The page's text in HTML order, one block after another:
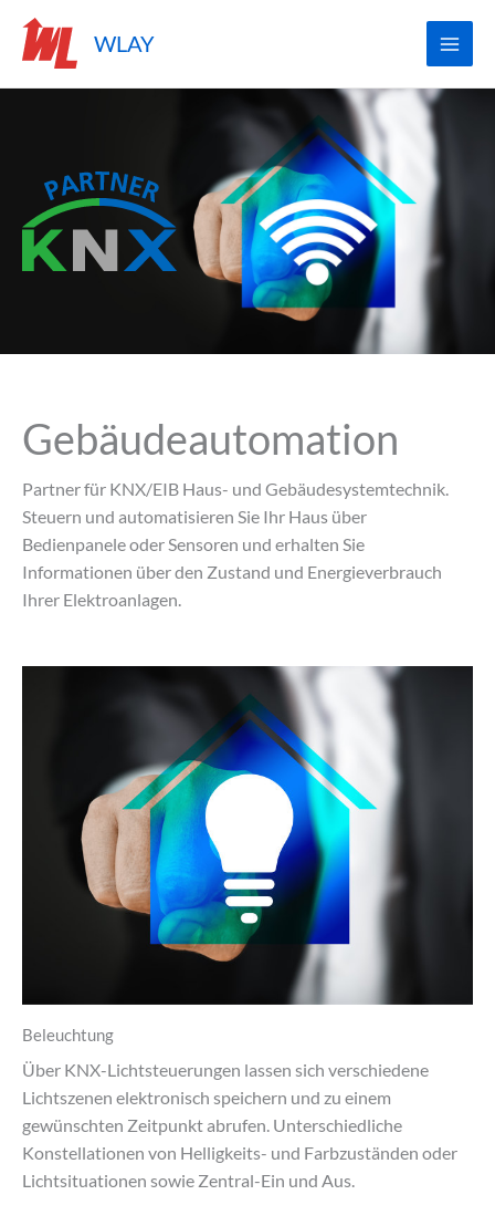
Inhalt
springen
WLAY
Gebäudeautomation
Partner für KNX/EIB Haus- und Gebäudesystemtechnik.
Steuern und automatisieren Sie Ihr Haus über
Bedienpanele oder Sensoren und erhalten Sie
Informationen über den Zustand und Energieverbrauch
Ihrer Elektroanlagen.
Beleuchtung
Über KNX-Lichtsteuerungen lassen sich verschiedene
Lichtszenen elektronisch speichern und zu einem
gewünschten Zeitpunkt abrufen. Unterschiedliche
Konstellationen von Helligkeits- und Farbzuständen oder
Lichtsituationen sowie Zentral-Ein und Aus.